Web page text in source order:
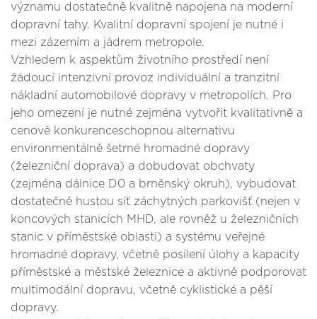
významu dostatečně kvalitně napojena na moderní
dopravní tahy. Kvalitní dopravní spojení je nutné i
mezi zázemím a jádrem metropole.
Vzhledem k aspektům životního prostředí není
žádoucí intenzivní provoz individuální a tranzitní
nákladní automobilové dopravy v metropolích. Pro
jeho omezení je nutné zejména vytvořit kvalitativně a
cenově konkurenceschopnou alternativu
environmentálně šetrné hromadné dopravy
(železniční doprava) a dobudovat obchvaty
(zejména dálnice D0 a brněnský okruh), vybudovat
dostatečně hustou síť záchytných parkovišť (nejen v
koncových stanicích MHD, ale rovněž u železničních
stanic v příměstské oblasti) a systému veřejné
hromadné dopravy, včetně posílení úlohy a kapacity
příměstské a městské železnice a aktivně podporovat
multimodální dopravu, včetně cyklistické a pěší
dopravy.